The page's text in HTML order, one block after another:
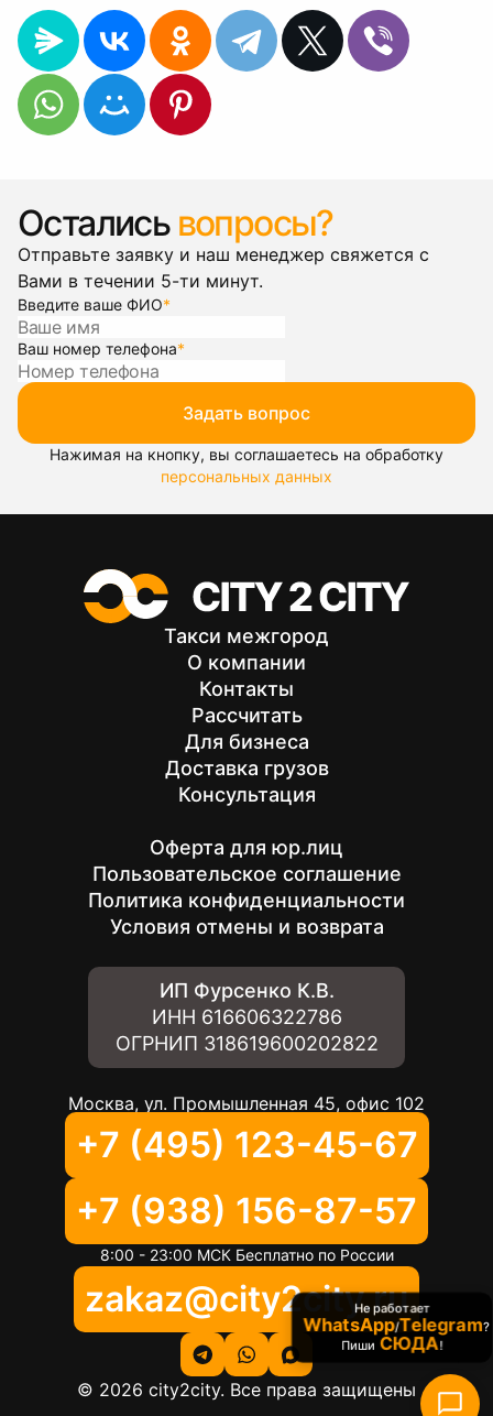
Остались вопросы?
Отправьте заявку и наш менеджер свяжется с
Вами в течении 5-ти минут.
Введите ваше ФИО*
Ваш номер телефона*
Задать вопрос
Нажимая на кнопку, вы соглашаетесь на обработку
персональных данных
Такси межгород
О компании
Контакты
Рассчитать
Для бизнеса
Доставка грузов
Консультация
Оферта для юр.лиц
Пользовательское соглашение
Политика конфиденциальности
Условия отмены и возврата
ИП Фурсенко К.В.
ИНН 616606322786
ОГРНИП 318619600202822
Москва, ул. Промышленная 45, офис 102
+7 (495) 123-45-67
+7 (938) 156-87-57
8:00 - 23:00 МСК Бесплатно по России
zakaz@city2city.ru
© 2026 city2city. Все права защищены
Не работает
WhatsApp/Telegram?
Пиши СЮДА!